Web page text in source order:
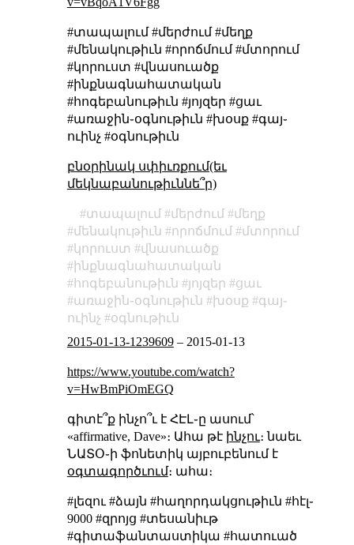
#տապալում #մերժում #մեղք
#մենակութիւն #որոճմում #մտորում
#կորուստ #վնասուածք
#ինքնագնահատական
#հոգեբանութիւն #յոյզեր #ցաւ
#առաջին֊օգնութիւն #խօսք #գայ֊
ուինչ #օգնութիւն
բնօրինակ սփիւռքում(եւ
մեկնաբանութիւննե՞ր)
տապալում մերժում
մեղք
մենակութիւն
որոճմում
մտորում
կորուստ
վնասուածք
ինքնագնահատական
հոգեբանութիւն
յոյզեր
ցաւ
առաջին֊օգնութիւն
խօսք
գայ֊
ուինչ
օգնութիւն
2015-01-13-1239609– 2015-01-13
https://www.youtube.com/watch?
v=HwBmPiOmEGQ
գիտէ՞ք ինչո՞ւ է ՀԷԼ֊ը ասում՝
«affirmative, Dave»։ Ահա թէ ինչու։ նաեւ
ՆԱՏՕ֊ի ֆոնետիկ այբուբենում է
օգտագործւում։ ահա։
#լեզու #ձայն #հաղորդակցութիւն #հէլ֊
9000 #զրոյց #տեսանիւթ
#գիտաֆանտաստիկա #հատուած